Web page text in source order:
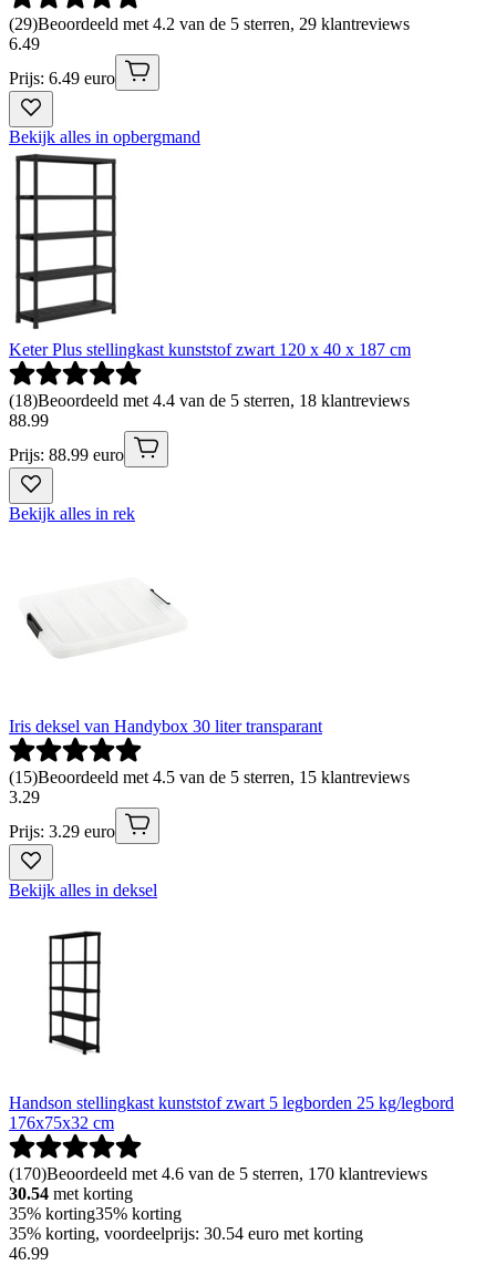
(29)Beoordeeld met 4.2 van de 5 sterren, 29 klantreviews
6.49
Prijs: 6.49 euro
Bekijk alles in opbergmand
Keter Plus stellingkast kunststof zwart 120 x 40 x 187 cm
(18)Beoordeeld met 4.4 van de 5 sterren, 18 klantreviews
88.99
Prijs: 88.99 euro
Bekijk alles in rek
Iris deksel van Handybox 30 liter transparant
(15)Beoordeeld met 4.5 van de 5 sterren, 15 klantreviews
3.29
Prijs: 3.29 euro
Bekijk alles in deksel
Handson stellingkast kunststof zwart 5 legborden 25 kg/legbord
176x75x32 cm
(170)Beoordeeld met 4.6 van de 5 sterren, 170 klantreviews
30.54 met korting
35% korting35% korting
35% korting, voordeelprijs: 30.54 euro met korting
46.99